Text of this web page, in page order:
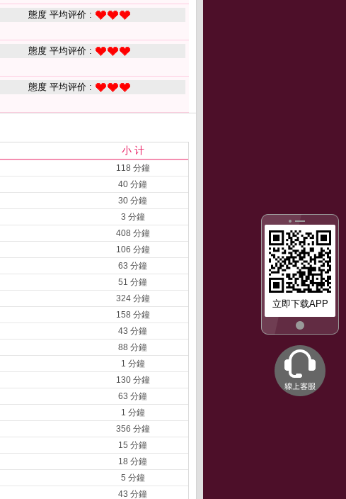
立即下载APP
態度 平均评价 :
態度 平均评价 :
態度 平均评价 :
小 计
118 分鐘
40 分鐘
30 分鐘
3 分鐘
408 分鐘
106 分鐘
63 分鐘
51 分鐘
324 分鐘
158 分鐘
43 分鐘
88 分鐘
1 分鐘
130 分鐘
63 分鐘
1 分鐘
356 分鐘
15 分鐘
18 分鐘
5 分鐘
43 分鐘